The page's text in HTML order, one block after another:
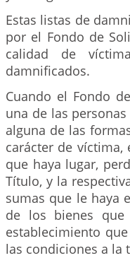
Estas listas de
por el Fondo de
calidad de
damnificados.
Cuando el Fondo
una de las
alguna de las
carácter de víctima,
que haya lugar,
Título, y la
sumas que le haya
de los bienes
establecimiento
las condiciones a la